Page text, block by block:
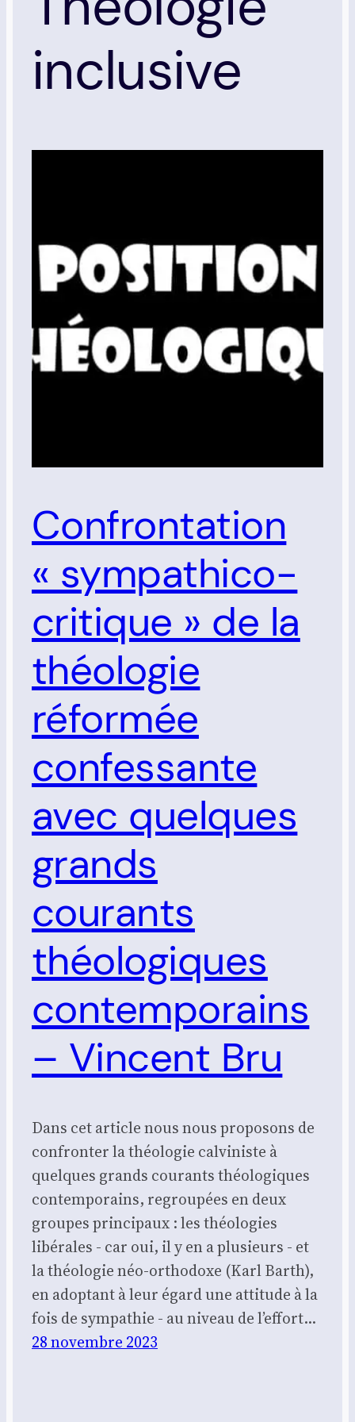
inclusive
Confrontation
« sympathico-
critique » de la
théologie
réformée
confessante
avec quelques
grands
courants
théologiques
contemporains
– Vincent Bru
Dans cet article nous nous proposons de
confronter la théologie calviniste à
quelques grands courants théologiques
contemporains, regroupées en deux
groupes principaux : les théologies
libérales - car oui, il y en a plusieurs - et
la théologie néo-orthodoxe (Karl Barth),
en adoptant à leur égard une attitude à la
fois de sympathie - au niveau de l’effort…
28 novembre 2023